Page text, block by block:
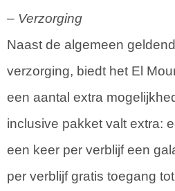
– Verzorging
Naast de algemeen
verzorging, biedt het El
een aantal extra
inclusive pakket valt extra:
een keer per verblijf een
per verblijf gratis toegang